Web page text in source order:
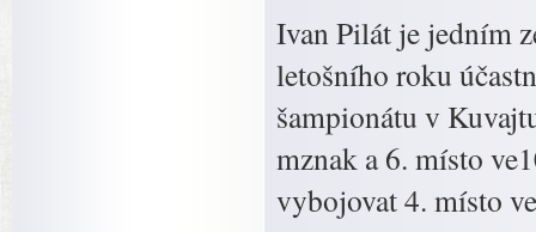
Ivan Pilát je jedním
letošního roku
šampionátu v
mznak a 6. místo
vybojovat 4. místo